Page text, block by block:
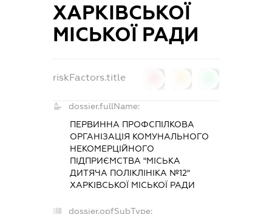
ХАРКІВСЬКОЇ
МІСЬКОЇ РАДИ
riskFactors.title
dossier.fullName:
ПЕРВИННА ПРОФСПІЛКОВА
ОРГАНІЗАЦІЯ КОМУНАЛЬНОГО
НЕКОМЕРЦІЙНОГО
ПІДПРИЄМСТВА "МІСЬКА
ДИТЯЧА ПОЛІКЛІНІКА №12"
ХАРКІВСЬКОЇ МІСЬКОЇ РАДИ
dossier.opfSubType: